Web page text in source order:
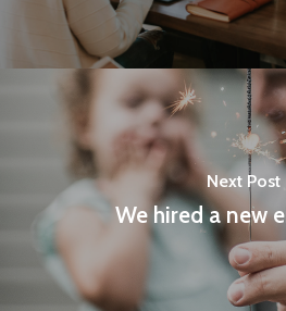
Next Post
We hired a new